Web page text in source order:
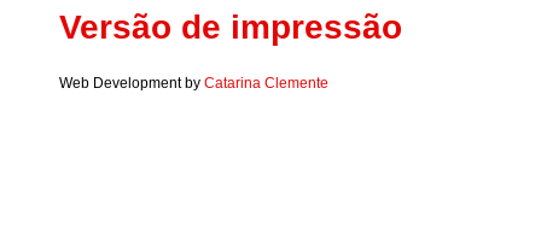
Versão de impressão
Web Development by Catarina Clemente